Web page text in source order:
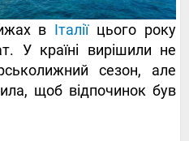
в Італіїцього року
У країні вирішили не
сезон, але
щоб відпочинок був